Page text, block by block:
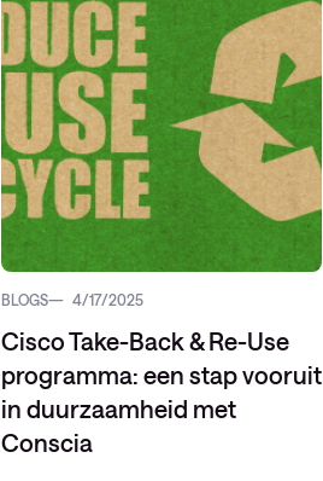
BLOGS 4/17/2025
Cisco Take-Back & Re-Use
programma: een stap vooruit
in duurzaamheid met
Conscia